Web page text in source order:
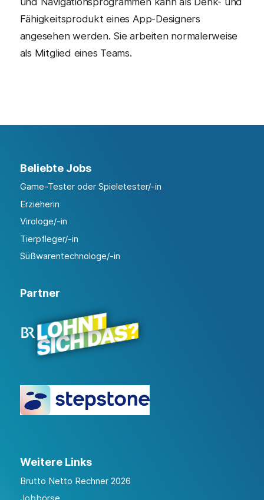
Fähigkeitsprodukt eines App-Designers
angesehen werden. Sie arbeiten normalerweise
als Mitglied eines Teams.
Beliebte Jobs
Game-Tester oder Spieletester/-in
Erzieherin
Virologe/-in
Tierpfleger/-in
Süßwarentechnologe/-in
Partner
Weitere Links
Brutto Netto Rechner 2026